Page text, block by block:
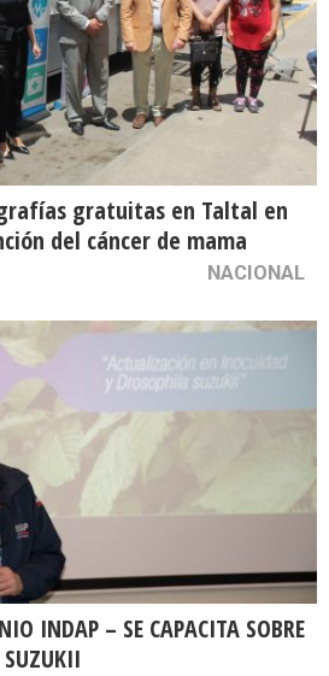
gratuitas en Taltal en
del cáncer de mama
NACIONAL
INDAP – SE CAPACITA SOBRE